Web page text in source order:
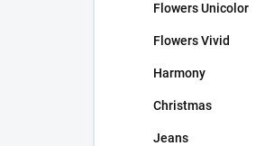
Flowers Unicolor
Flowers Vivid
Harmony
Christmas
Jeans